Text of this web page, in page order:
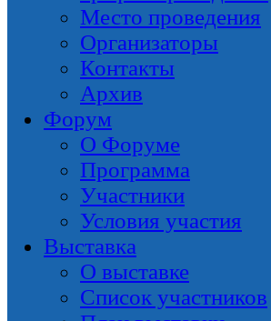
Место проведения
Организаторы
Контакты
Архив
Форум
О Форуме
Программа
Участники
Условия участия
Выставка
О выставке
Список участников